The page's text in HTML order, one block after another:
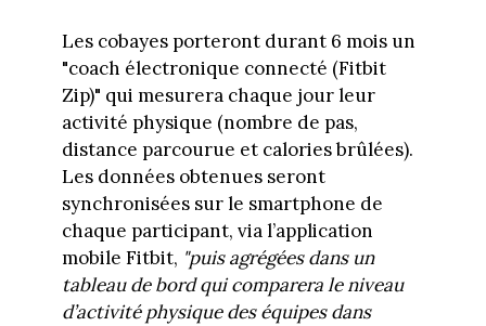
Les cobayes porteront durant 6 mois un
"coach électronique connecté (Fitbit
Zip)" qui mesurera chaque jour leur
activité physique (nombre de pas,
distance parcourue et calories brûlées).
Les données obtenues seront
synchronisées sur le smartphone de
chaque participant, via l’application
mobile Fitbit, "puis agrégées dans un
tableau de bord qui comparera le niveau
d’activité physique des équipes dans